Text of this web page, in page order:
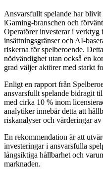
Ansvarsfullt spelande har blivit
iGaming-branschen och
Operatörer investerar i verktyg
insättningsgränser och AI-
riskerna för spelberoende.
nödvändighet utan också en
grad väljer aktörer med starkt
Enligt en rapport från
ansvarsfullt spelande bidragit
med cirka 10 % inom
analytiker innebär detta att
riskanalyser och värderingar av
En rekommendation är att
investeringar i ansvarsfulla
långsiktiga hållbarhet och
marknaden.